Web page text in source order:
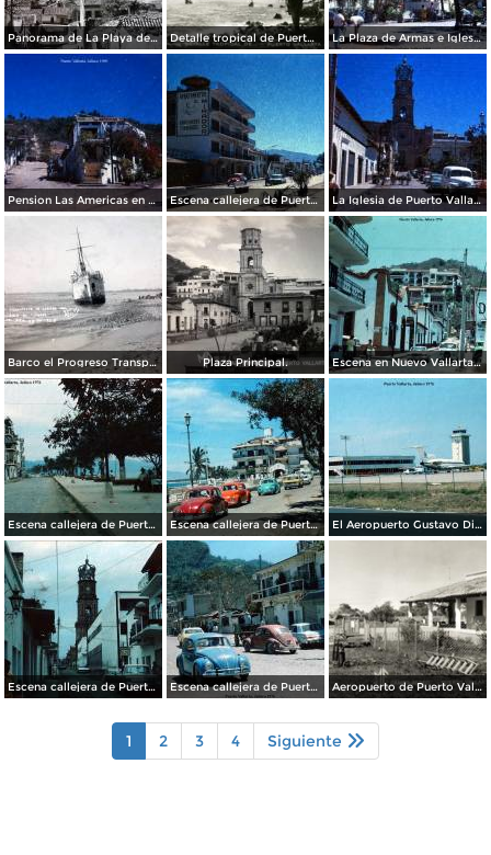
Panorama de La Playa de los muertos. Detalle tropical de Puerto Vallarta La Plaza de Armas e Iglesia de Puerto Vallarta, Jalisco 1969.
Pension Las Americas en Puerto Vallarta, Jalisco 1969 Escena callejera de Puerto Vallarta, Jalisco 1969. La Iglesia de Puerto Vallarta, Jalisco 1969.
Barco el Progreso Transporte de carga nacional al querer desencallarlo el barbo el Sonora ( Circulada el 27 de Febrero de 1935). Plaza Principal. Escena en Nuevo Vallarta, Jalisco 1976 .
Escena callejera de Puerto Vallarta, Jalisco 1976 . Escena callejera de Puerto Vallarta, Jalisco 1976 . El Aeropuerto Gustavo Diaz Ordaz Puerto Vallarta, Jalisco 1976
Escena callejera de Puerto Vallarta, Jalisco 1976 . Escena callejera de Puerto Vallarta, Jalisco 1976 . Aeropuerto de Puerto Vallarta
1 2 3 4 Siguiente